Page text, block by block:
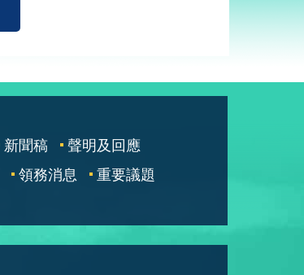
新聞稿
聲明及回應
領務消息
重要議題